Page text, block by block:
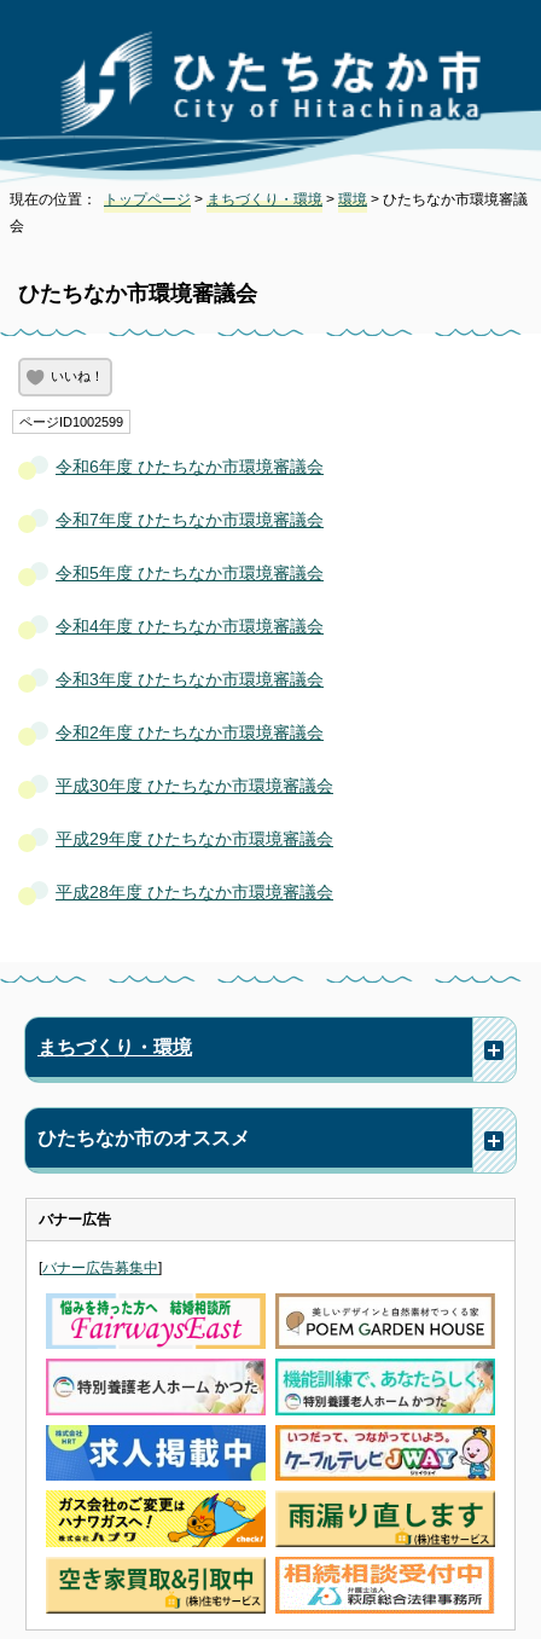
現在の位置： トップページ > まちづくり・環境 > 環境 > ひたちなか市環境審議
会
ひたちなか市環境審議会
いいね！
ページID1002599
令和6年度 ひたちなか市環境審議会
令和7年度 ひたちなか市環境審議会
令和5年度 ひたちなか市環境審議会
令和4年度 ひたちなか市環境審議会
令和3年度 ひたちなか市環境審議会
令和2年度 ひたちなか市環境審議会
平成30年度 ひたちなか市環境審議会
平成29年度 ひたちなか市環境審議会
平成28年度 ひたちなか市環境審議会
まちづくり・環境
ひたちなか市のオススメ
バナー広告
[バナー広告募集中]